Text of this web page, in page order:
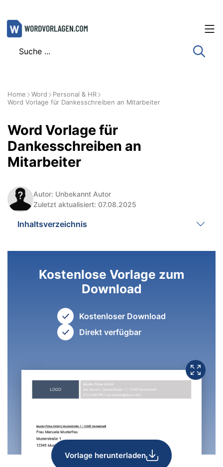
Zum
Inhalt
Home Word
Personal & HR
Word Vorlage für Dankesschreiben an Mitarbeiter
Word Vorlage für
Dankesschreiben an
Mitarbeiter
Autor: Unbekannt Autor
Zuletzt aktualisiert: 07.08.2025
Inhaltsverzeichnis
Kostenlose Vorlage zum
Download
Kostenloser Download
Direkt verfügbar
Vorlage herunterladen